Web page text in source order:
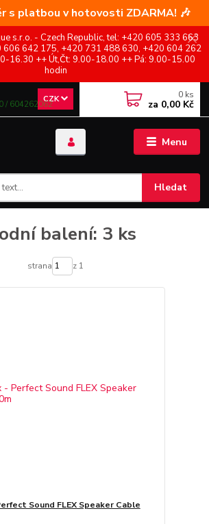
s platbou v hotovosti ZDARMA! 🎶
s.r.o. - Czech Republic, tel: +420 605 333 663
606 642 175, +420 731 488 630, +420 604 262
16.30 ++ Út,Čt: 9.00-18.00 ++ Pá: 9.00-15.00
hodin
Menu
CZK
Hledat
/ 604262062
0 ks
za 0,00 Kč
balení: 3 ks
strana z 1
Sound FLEX Speaker Cable